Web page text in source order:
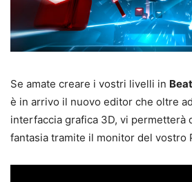
Se amate creare i vostri livelli in
è in arrivo il nuovo editor che oltre
interfaccia grafica 3D, vi permetterà
fantasia tramite il monitor del vostro